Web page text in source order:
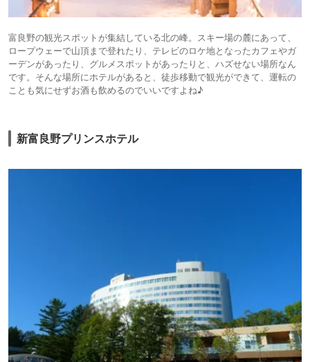
富良野の観光スポットが集結している北の峰。スキー場の麓にあって、
ロープウェーで山頂まで登れたり、テレビのロケ地となったカフェやガ
ーデンがあったり、グルメスポットがあったりと、ハズせない場所なん
です。そんな場所にホテルがあると、徒歩移動で観光ができて、運転の
ことも気にせずお酒も飲めるのでいいですよね♪
新富良野プリンスホテル